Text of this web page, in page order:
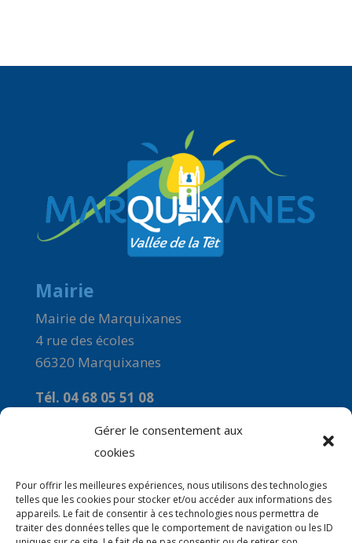
Gérer le consentement aux
cookies
Pour offrir les meilleures expériences, nous utilisons des technologies
telles que les cookies pour stocker et/ou accéder aux informations des
appareils. Le fait de consentir à ces technologies nous permettra de
traiter des données telles que le comportement de navigation ou les ID
Mairie
Mairie de Marquixanes
4 rue des écoles
66320 Marquixanes
Tél. 04 68 05 51 08
Horaires
Du Lundi au Vendredi : 9h00 à 12H00
Le mercredi : 14H00 à 16H00